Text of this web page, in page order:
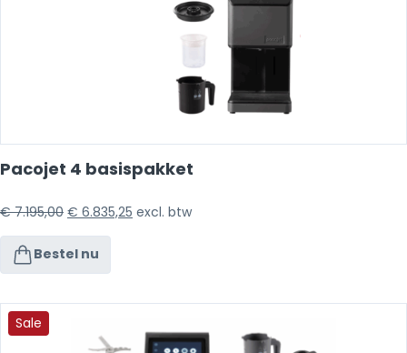
Pacojet 4 basispakket
€7.195,00 € 6.835,25 excl. btw
Bestel nu
Sale